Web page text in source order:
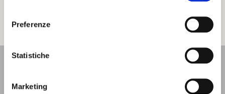
Preferenze
Statistiche
Marketing
E ACCOGLIENZA TURISTICA - IAT